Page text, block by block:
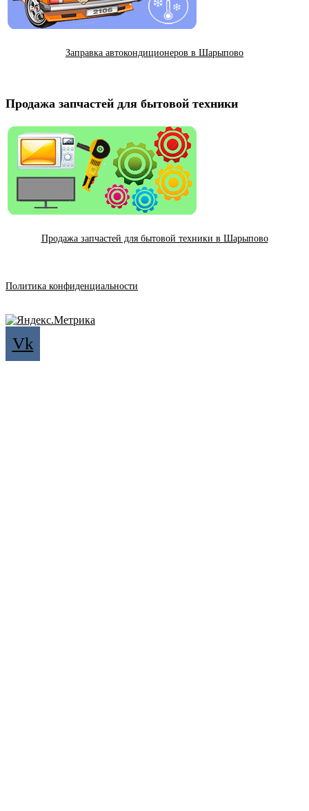
Заправка автокондиционеров в Шарыпово
Продажа запчастей для бытовой техники
Продажа запчастей для бытовой техники в Шарыпово
Политика конфиденциальности
Vk